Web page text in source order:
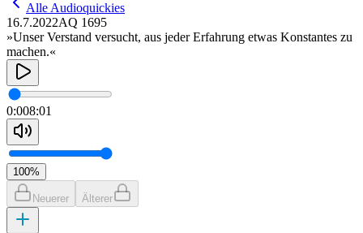
Alle Audioquickies
16.7.2022AQ 1695
»Unser Verstand versucht, aus jeder Erfahrung etwas Konstantes zu
machen.«
0:008:01
100%
Neuerer Älterer